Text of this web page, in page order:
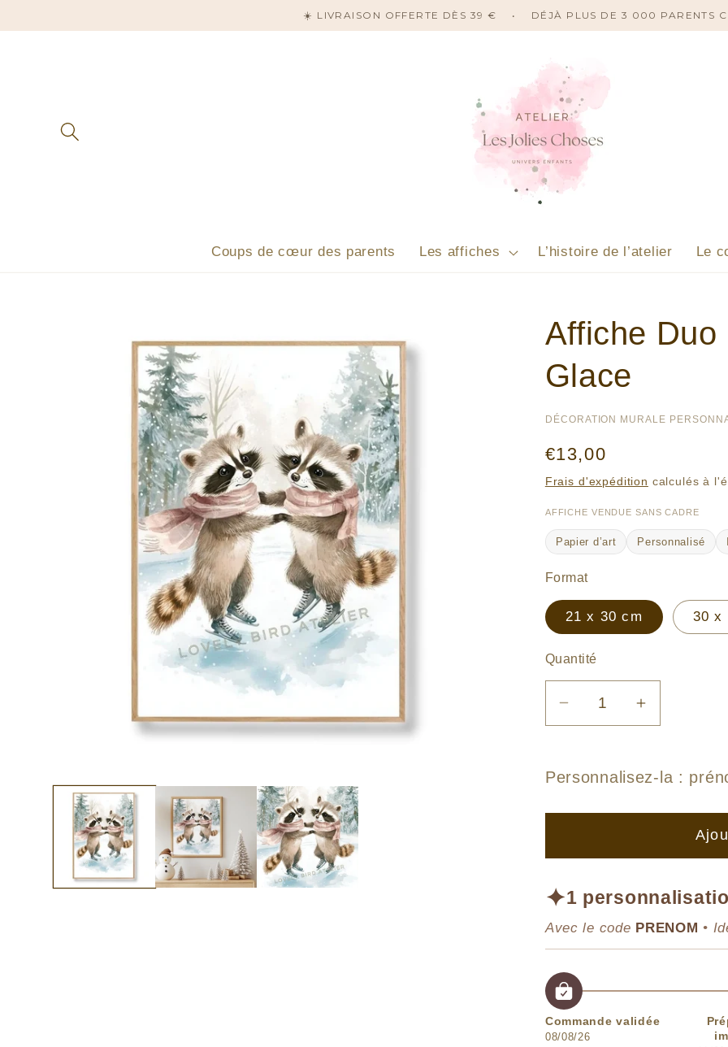
☀️ LIVRAISON OFFERTE DÈS 39 € • DÉJÀ PLUS DE 3 000 PARENTS
Coups de cœur des parents Les affiches L’histoire de l’atelier Le
Affiche Duo
Glace
DÉCORATION MURALE
Prix
habituel
€13,00
Frais d'expédition calculés à
AFFICHE VENDUE SANS CADRE
Papier d’art Personnalisé
Format
21 x 30 cm 30 x
Quantité
Réduire
la
de
Duo
Laveurs
Glace
Augmenter
la
de
Duo
Ratons
Laveurs
Glace
Personnalisez-la :
✦1
Avec le code PRENOM •
Commande validée
08/08/26